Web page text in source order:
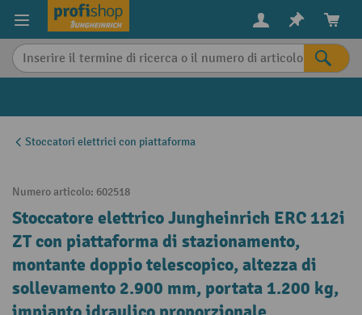
content
Stoccatori elettrici con piattaforma
Numero articolo: 602518
Stoccatore elettrico Jungheinrich ERC 112i
ZT con piattaforma di stazionamento,
montante doppio telescopico, altezza di
sollevamento 2.900 mm, portata 1.200 kg,